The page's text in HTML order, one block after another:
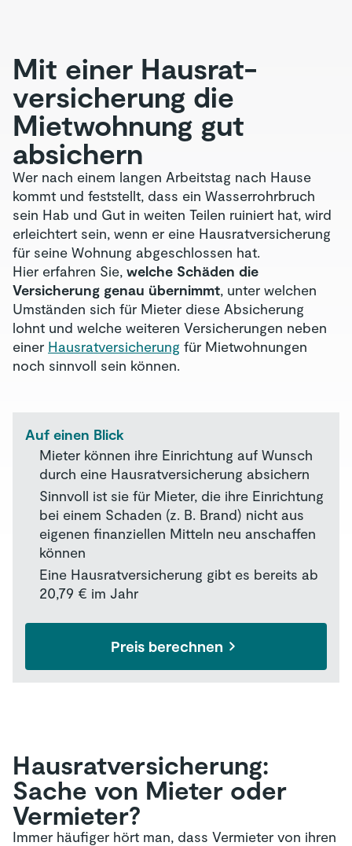
Mit einer Hausrat­
versicherung die
Mietwohnung gut
absichern
Wer nach einem langen Arbeitstag nach Hause
kommt und feststellt, dass ein Wasserrohrbruch
sein Hab und Gut in weiten Teilen ruiniert hat, wird
erleichtert sein, wenn er eine Hausratversicherung
für seine Wohnung abgeschlossen hat.
Hier erfahren Sie, welche Schäden die
Versicherung genau übernimmt, unter welchen
Umständen sich für Mieter diese Absicherung
lohnt und welche weiteren Versicherungen neben
einer Hausratversicherung für Mietwohnungen
noch sinnvoll sein können.
Auf einen Blick
Mieter können ihre Einrichtung auf Wunsch
durch eine Hausratversicherung absichern
Sinnvoll ist sie für Mieter, die ihre Einrichtung
bei einem Schaden (z. B. Brand) nicht aus
eigenen finanziellen Mitteln neu anschaffen
können
Eine Hausratversicherung gibt es bereits ab
20,79 € im Jahr
Preis berechnen
Hausrat­versicherung:
Sache von Mieter oder
Vermieter?
Immer häufiger hört man, dass Vermieter von ihren